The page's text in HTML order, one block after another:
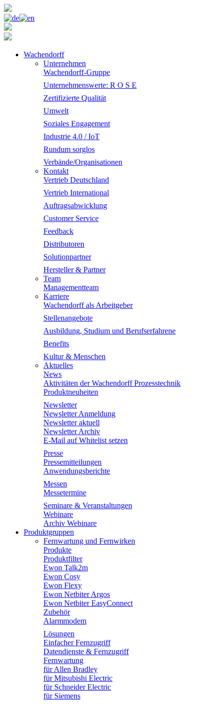
Wachendorff
Unternehmen
Wachendorff-Gruppe
Unternehmenswerte: R O S E
Zertifizierte Qualität
Umwelt
Soziales Engagement
Industrie 4.0 / IoT
Rundum sorglos
Verbände/Organisationen
Kontakt
Vertrieb Deutschland
Vertrieb International
Auftragsabwicklung
Customer Service
Feedback
Distributoren
Solutionpartner
Hersteller & Partner
Team
Managementteam
Karriere
Wachendorff als Arbeitgeber
Stellenangebote
Ausbildung, Studium und Berufserfahrene
Benefits
Kultur & Menschen
Aktuelles
News
Aktivitäten der Wachendorff Prozesstechnik
Produktneuheiten
Newsletter
Newsletter Anmeldung
Newsletter aktuell
Newsletter Archiv
E-Mail auf Whitelist setzen
Presse
Pressemitteilungen
Anwendungsberichte
Messen
Messetermine
Seminare & Veranstaltungen
Webinare
Archiv Webinare
Produktgruppen
Fernwartung und Fernwirken
Produkte
Produktfilter
Ewon Talk2m
Ewon Cosy
Ewon Flexy
Ewon Netbiter Argos
Ewon Netbiter EasyConnect
Zubehör
Alarmmodem
Lösungen
Einfacher Fernzugriff
Datendienste & Fernzugriff
Fernwartung
für Allen Bradley
für Mitsubishi Electric
für Schneider Electric
für Siemens